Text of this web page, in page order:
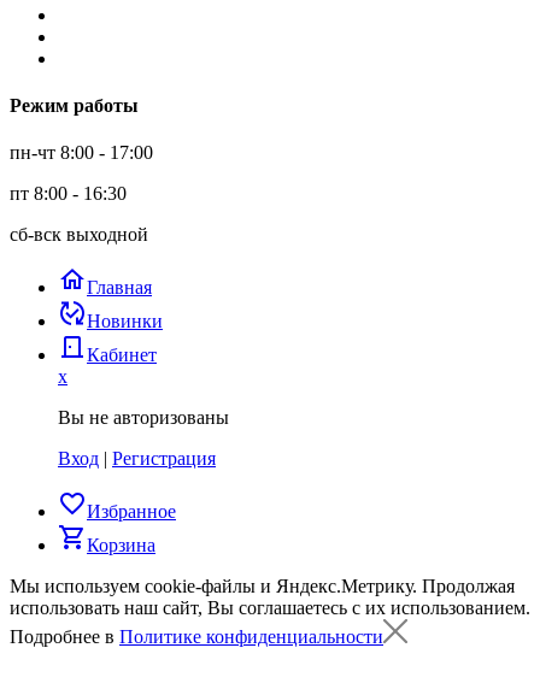
Режим работы
пн-чт 8:00 - 17:00
пт 8:00 - 16:30
сб-вск выходной
homeГлавная
published_with_changesНовинки
door_back Кабинет
x
Вы не авторизованы
Вход | Регистрация
favorite_borderИзбранное
shopping_cartКорзина
Мы используем cookie-файлы и Яндекс.Метрику. Продолжая
использовать наш сайт, Вы соглашаетесь с их использованием.
Подробнее в Политике конфиденциальности